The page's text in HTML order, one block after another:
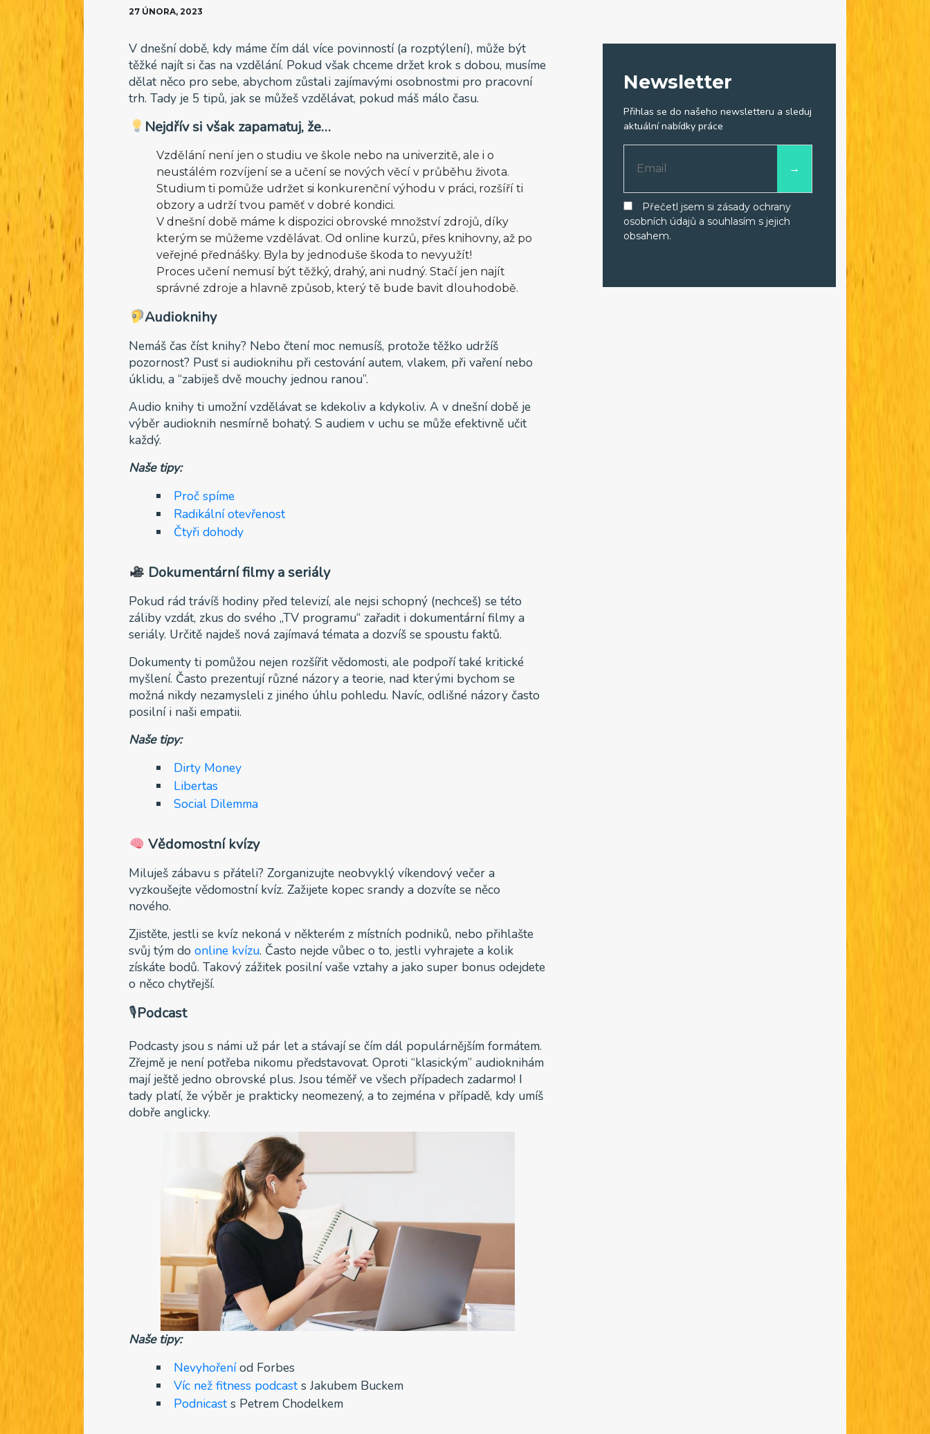
27 ÚNORA, 2023
V dnešní době, kdy máme čím dál více povinností (a rozptýlení), může být
těžké najít si čas na vzdělání. Pokud však chceme držet krok s dobou, musíme
dělat něco pro sebe, abychom zůstali zajímavými osobnostmi pro pracovní
trh. Tady je 5 tipů, jak se můžeš vzdělávat, pokud máš málo času.
Nejdřív si však zapamatuj, že…
Vzdělání není jen o studiu ve škole nebo na univerzitě, ale i o
neustálém rozvíjení se a učení se nových věcí v průběhu života.
Studium ti pomůže udržet si konkurenční výhodu v práci, rozšíří ti
obzory a udrží tvou paměť v dobré kondici.
V dnešní době máme k dispozici obrovské množství zdrojů, díky
kterým se můžeme vzdělávat. Od online kurzů, přes knihovny, až po
veřejné přednášky. Byla by jednoduše škoda to nevyužít!
Proces učení nemusí být těžký, drahý, ani nudný. Stačí jen najít
správné zdroje a hlavně způsob, který tě bude bavit dlouhodobě.
Audioknihy
Nemáš čas číst knihy? Nebo čtení moc nemusíš, protože těžko udržíš
pozornost? Pusť si audioknihu při cestování autem, vlakem, při vaření nebo
úklidu, a “zabiješ dvě mouchy jednou ranou”.
Audio knihy ti umožní vzdělávat se kdekoliv a kdykoliv. A v dnešní době je
výběr audioknih nesmírně bohatý. S audiem v uchu se může efektivně učit
každý.
Naše tipy:
Proč spíme
Radikální otevřenost
Čtyři dohody
Dokumentární filmy a seriály
Pokud rád trávíš hodiny před televizí, ale nejsi schopný (nechceš) se této
záliby vzdát, zkus do svého „TV programu“ zařadit i dokumentární filmy a
seriály. Určitě najdeš nová zajímavá témata a dozvíš se spoustu faktů.
Dokumenty ti pomůžou nejen rozšířit vědomosti, ale podpoří také kritické
myšlení. Často prezentují různé názory a teorie, nad kterými bychom se
možná nikdy nezamysleli z jiného úhlu pohledu. Navíc, odlišné názory často
posilní i naši empatii.
Naše tipy:
Dirty Money
Libertas
Social Dilemma
Vědomostní kvízy
Miluješ zábavu s přáteli? Zorganizujte neobvyklý víkendový večer a
vyzkoušejte vědomostní kvíz. Zažijete kopec srandy a dozvíte se něco
nového.
Zjistěte, jestli se kvíz nekoná v některém z místních podniků, nebo přihlašte
svůj tým doonline kvízu. Často nejde vůbec o to, jestli vyhrajete a kolik
získáte bodů. Takový zážitek posilní vaše vztahy a jako super bonus odejdete
o něco chytřejší.
🎙Podcast
Podcasty jsou s námi už pár let a stávají se čím dál populárnějším formátem.
Zřejmě je není potřeba nikomu představovat. Oproti “klasickým” audioknihám
mají ještě jedno obrovské plus. Jsou téměř ve všech případech zadarmo! I
tady platí, že výběr je prakticky neomezený, a to zejména v případě, kdy umíš
dobře anglicky.
Naše tipy:
Nevyhořeníod Forbes
Víc než fitness podcasts Jakubem Buckem
Podnicasts Petrem Chodelkem
Newsletter
Přihlas se do našeho newsletteru a sleduj
aktuální nabídky práce
Přečetl jsem si zásady ochrany
osobních údajů a souhlasím s jejich
obsahem.